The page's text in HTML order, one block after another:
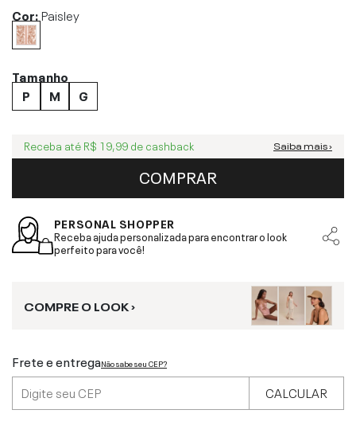
Cor:Paisley
Tamanho
P
M G
Receba até R$ 19,99 de cashback Saiba mais ›
COMPRAR
PERSONAL SHOPPER
Receba ajuda personalizada para encontrar o look
perfeito para você!
COMPRE O LOOK ›
Frete e entregaNão sabe seu CEP?
CALCULAR